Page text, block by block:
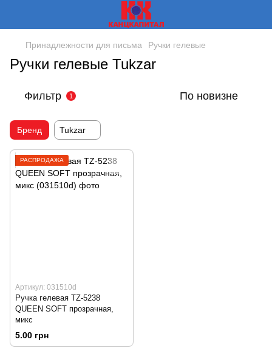
Принадлежности для письма Ручки гелевые
Ручки гелевые Tukzar
Фильтр 1 По новизне
Бренд Tukzar
РАСПРОДАЖА
Артикул: 031510d
Ручка гелевая TZ-5238
QUEEN SOFT прозрачная,
микс
5.00 грн